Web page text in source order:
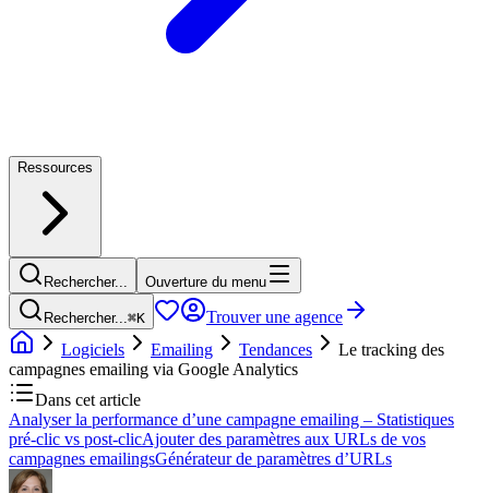
Ressources
Rechercher... Ouverture du menu
Rechercher...⌘K
Trouver une agence
Logiciels
Emailing Tendances
Le tracking des
campagnes emailing via Google Analytics
Dans cet article
Analyser la performance d’une campagne emailing – Statistiques
pré-clic vs post-clicAjouter des paramètres aux URLs de vos
campagnes emailingsGénérateur de paramètres d’URLs